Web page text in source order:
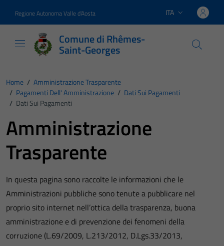
Regione Autonoma Valle d'Aosta Lingua attiva:
ITA
Comune di Rhêmes-
Saint-Georges
Home / Amministrazione Trasparente
/ Pagamenti Dell' Amministrazione / Dati Sui Pagamenti
/ Dati Sui Pagamenti
Amministrazione
Trasparente
In questa pagina sono raccolte le informazioni che le
Amministrazioni pubbliche sono tenute a pubblicare nel
proprio sito internet nell’ottica della trasparenza, buona
amministrazione e di prevenzione dei fenomeni della
corruzione (L.69/2009, L.213/2012, D.Lgs.33/2013,